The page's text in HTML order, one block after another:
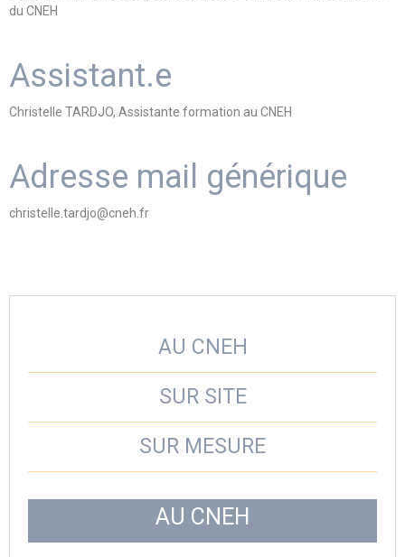
du CNEH
Assistant.e
Christelle TARDJO, Assistante formation au CNEH
Adresse mail générique
christelle.tardjo@cneh.fr
AU CNEH
SUR SITE
SUR MESURE
AU CNEH